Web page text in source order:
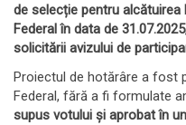
de selecție pentru
Federal în data de
solicitării avizului de
Proiectul de hotărâre a fost
Federal, fără a fi formulate
supus votului și aprobat în